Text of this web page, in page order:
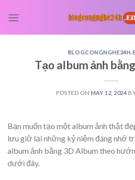
Tạo album ảnh
POSTED ON MAY 12, 2024
Bạn muốn tạo một album ảnh thật
lưu giữ lại những kỷ niệm đáng nhớ
album ảnh bằng 3D Album theo
dưới đây.